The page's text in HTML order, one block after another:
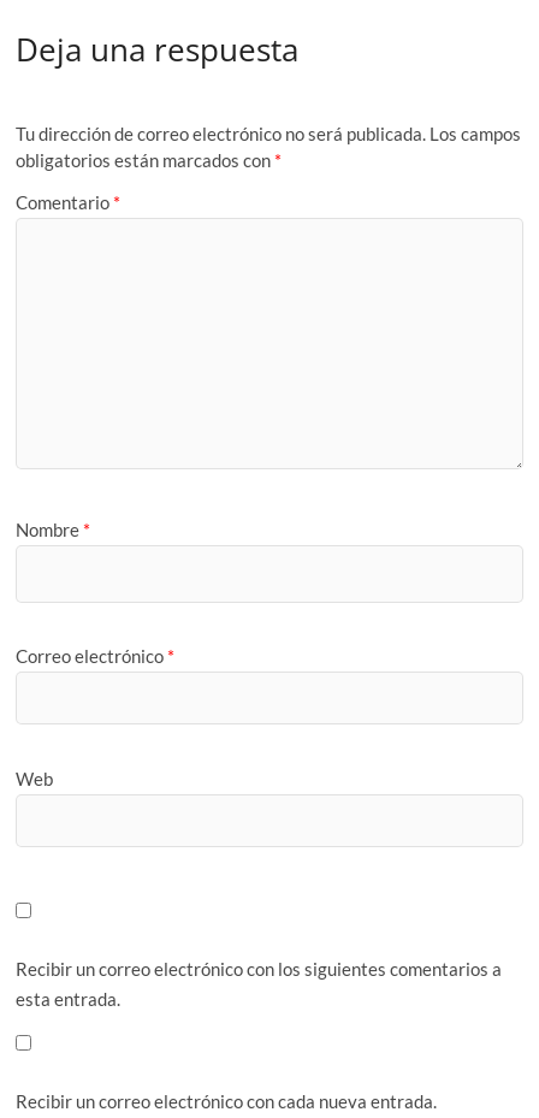
Deja una respuesta
Tu dirección de correo electrónico no será publicada. Los campos
obligatorios están marcados con *
Comentario *
Nombre *
Correo electrónico *
Web
Recibir un correo electrónico con los siguientes comentarios a
esta entrada.
Recibir un correo electrónico con cada nueva entrada.